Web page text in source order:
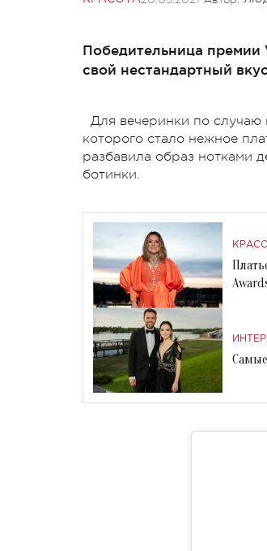
Победительница премии
свой нестандартный
Для вечеринки по
которого стало нежное
разбавила образ нотками
ботинки.